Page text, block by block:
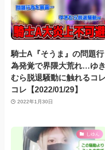
騎士A『そうま』の問題行
為発覚で界隈大荒れ…ゆき
むら脱退騒動に触れるコレ
コレ【2022/01/29】
2022年1月30日
しゆん